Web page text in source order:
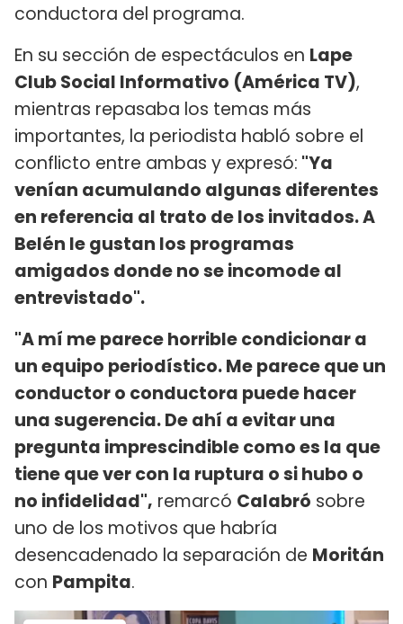
conductora del programa.
En su sección de espectáculos en Lape
Club Social Informativo (América TV),
mientras repasaba los temas más
importantes, la periodista habló sobre el
conflicto entre ambas y expresó: "Ya
venían acumulando algunas diferentes
en referencia al trato de los invitados. A
Belén le gustan los programas
amigados donde no se incomode al
entrevistado".
"A mí me parece horrible condicionar a
un equipo periodístico. Me parece que un
conductor o conductora puede hacer
una sugerencia. De ahí a evitar una
pregunta imprescindible como es la que
tiene que ver con la ruptura o si hubo o
no infidelidad", remarcó Calabró sobre
uno de los motivos que habría
desencadenado la separación de Moritán
con Pampita.